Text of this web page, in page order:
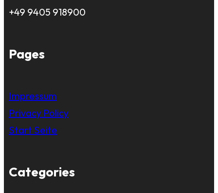
+49 9405 918900
Pages
Impressum
Privacy Policy
Start Seite
Categories